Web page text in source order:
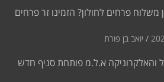
משלוח פרחים לחולון? הזמינו זר פרחים
יואב בן פורת
א.ל.מ פותחת סניף חדש